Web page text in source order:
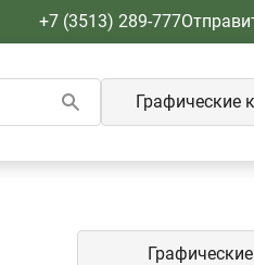
+7 (3513) 289-777
Графические